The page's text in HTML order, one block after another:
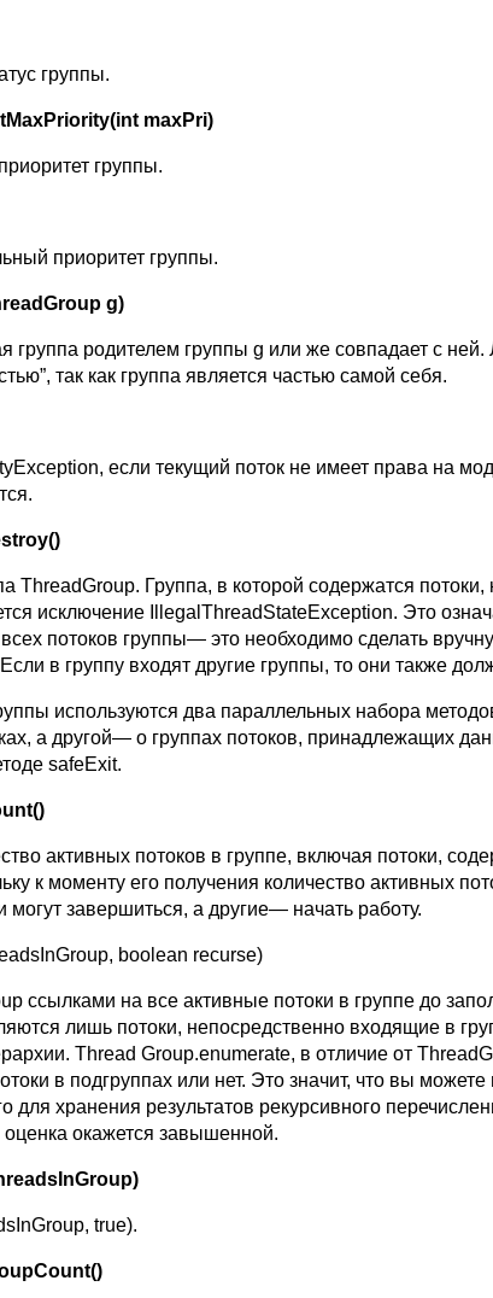
группы.
(int maxPri)
группы.
приоритет группы.
g)
группа родителем группы g или же совпадает с
так как группа является частью самой себя.
если текущий поток не имеет права на
()
ThreadGroup. Группа, в которой содержатся
исключение IllegalThreadStateException. Это
потоков группы— это необходимо сделать
в группу входят другие группы, то они также
используются два параллельных набора
а другой— о группах потоков, принадлежащих
safeExit.
()
активных потоков в группе, включая потоки,
к моменту его получения количество активных
завершиться, а другие— начать работу.
boolean recurse)
ссылками на все активные потоки в группе до
лишь потоки, непосредственно входящие в
Thread Group.enumerate, в отличие от
в подгруппах или нет. Это значит, что вы
для хранения результатов рекурсивного
окажется завышенной.
true).